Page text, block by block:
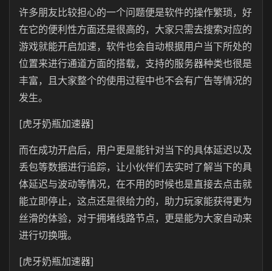
许多朋友比较担心的一个问题便是软件的操作繁琐，好
在它的便利性方面还是很高的，大家只需去搜索对应的
游戏就能开启加速，软件也会自动根据用户当下所处的
位置来进行通道方面的搭载，支持的服务器种类也很是
丰富，且大家整个的使用过程中也不会有广告等情况的
发生。
[虎牙奶瓶加速器]
而在成功开启后，用户更是能针对当下的具体延迟以及
丢包等数据进行追踪，让小伙伴们去实时了解当下的具
体延迟与波动等情况，在不用的时候也是直接去点击就
能立即停止，这点还是很给力的，助力玩家能获得更为
丝滑的体验，对于拥堵线路节点，更是能为大家自动来
进行切换哦。
[虎牙奶瓶加速器]